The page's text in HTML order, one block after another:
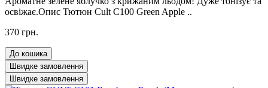
освіжає.Опис Тютюн Cult C100 Green Apple ..
370 грн.
До кошика
Швидке замовлення
Швидке замовлення